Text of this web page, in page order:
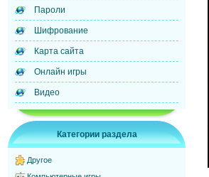
Пароли
Шифрование
Карта сайта
Онлайн игры
Видео
Категории раздела
Другое